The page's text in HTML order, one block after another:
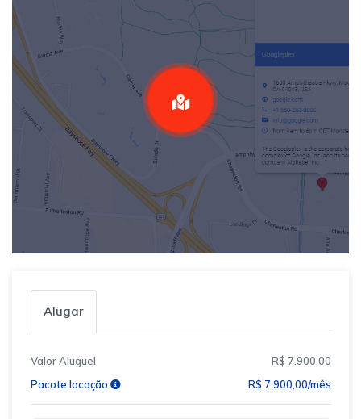
Alugar
Valor Aluguel
R$ 7.900,00
Pacote locação
R$ 7.900,00/mês